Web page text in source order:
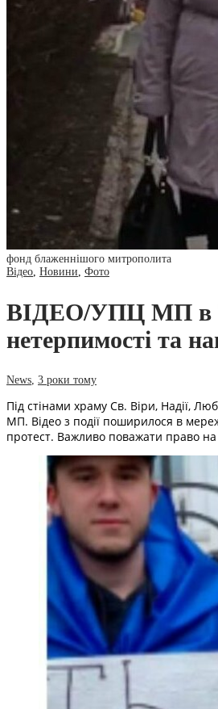
фонд блаженнішого митрополита
Відео Новини Фото
ВІДЕО/УПЦ МП в
нетерпимості та
News 3 роки тому
Під стінами храму Св. Віри, Надії,
МП. Відео з події поширилося в
протест. Важливо поважати право на